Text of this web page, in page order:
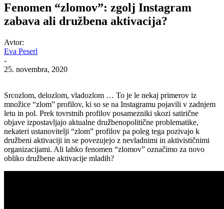
Fenomen “zlomov”: zgolj Instagram
zabava ali družbena aktivacija?
Avtor:
Eva Peserl
-
25. novembra, 2020
Srcozlom, delozlom, vladozlom … To je le nekaj primerov iz
množice “zlom” profilov, ki so se na Instagramu pojavili v zadnjem
letu in pol. Prek tovrstnih profilov posamezniki skozi satirične
objave izpostavljajo aktualne družbenopolitične problematike,
nekateri ustanovitelji “zlom” profilov pa poleg tega pozivajo k
družbeni aktivaciji in se povezujejo z nevladnimi in aktivističnimi
organizacijami. Ali lahko fenomen “zlomov” označimo za novo
obliko družbene aktivacije mladih?